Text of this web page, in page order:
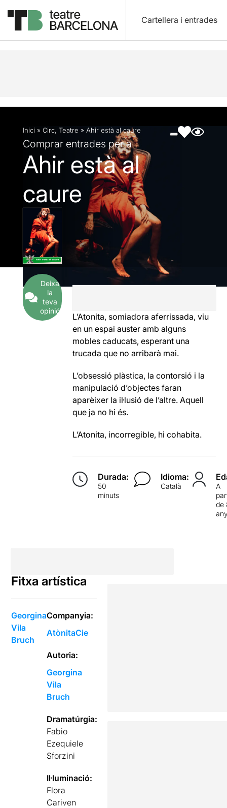
Cartellera i entrades
Descripció Fitxa artística Fotos i vídeos
Inici » Circ, Teatre » Ahir està al caure
Comprar entrades per a
Ahir està al
caure
Deixa
la
teva
opinió
L’Atonita, somiadora aferrissada, viu
en un espai auster amb alguns
mobles caducats, esperant una
trucada que no arribarà mai.
L’obsessió plàstica, la contorsió i la
manipulació d’objectes faran
aparèixer la il·lusió de l’altre. Aquell
que ja no hi és.
L’Atonita, incorregible, hi cohabita.
Durada:
50
minuts
Idioma:
Català
A
de
Fitxa artística
Georgina
Vila
Bruch
Companyia:
AtònitaCie
Autoria:
Georgina
Vila
Bruch
Dramatúrgia:
Fabio
Ezequiele
Sforzini
Il·luminació:
Flora
Cariven